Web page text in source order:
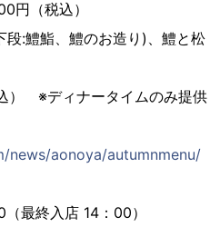
円（税込）
:鱧鮨、鱧のお造り)、鱧と松
） ※ディナータイムのみ提供
news/aonoya/autumnmenu/
（最終入店 14：00）